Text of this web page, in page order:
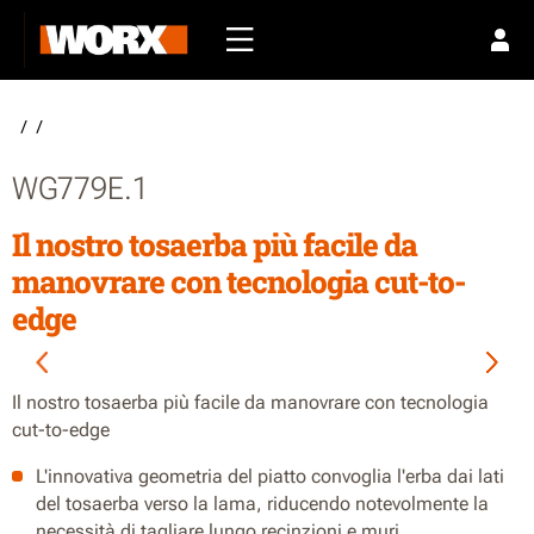
/ /
WG779E.1
Il nostro tosaerba più facile da
manovrare con tecnologia cut-to-
edge
Il nostro tosaerba più facile da manovrare con tecnologia
cut-to-edge
L'innovativa geometria del piatto convoglia l'erba dai lati
del tosaerba verso la lama, riducendo notevolmente la